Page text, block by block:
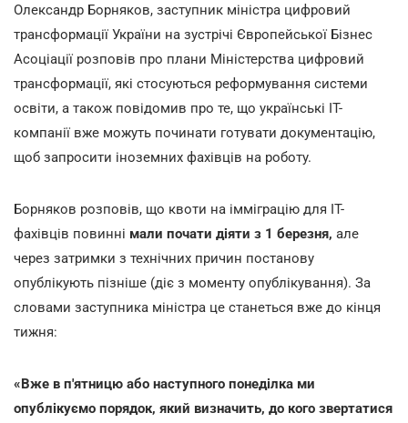
Олександр Борняков, заступник міністра цифровий
трансформації України на зустрічі Європейської Бізнес
Асоціації розповів про плани Міністерства цифровий
трансформації, які стосуються реформування системи
освіти, а також повідомив про те, що українські ІТ-
компанії вже можуть починати готувати документацію,
щоб запросити іноземних фахівців на роботу.
Борняков розповів, що квоти на імміграцію для ІТ-
фахівців повинні мали почати діяти з 1 березня, але
через затримки з технічних причин постанову
опублікують пізніше (діє з моменту опублікування). За
словами заступника міністра це станеться вже до кінця
тижня:
«Вже в п'ятницю або наступного понеділка ми
опублікуємо порядок, який визначить, до кого звертатися